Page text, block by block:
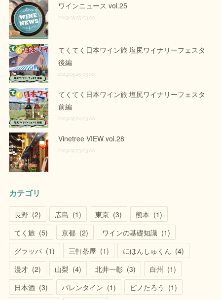
ワインニュース vol.25
2019.05.25 03:00
てくてく日本ワイン旅 塩尻ワイナリーフェスタ
後編
2019.05.25 03:00
てくてく日本ワイン旅 塩尻ワイナリーフェスタ
前編
2019.05.24 03:00
Vinetree VIEW vol.28
2019.05.23 03:00
カテゴリ
長野 (2) 広島 (1) 東京 (3) 熊本 (1)
てく旅 (5) 京都 (2) ワインの基礎知識 (1)
グラッパ (1) 三軒茶屋 (1) にほんしゅくん (4)
漫才 (2) 山梨 (4) 北井一彰 (3) 白州 (1)
日本酒 (3) バレンタイン (1) ピノたろう (1)